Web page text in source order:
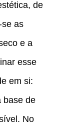
de
as
e a
esse
em si:
base de
No